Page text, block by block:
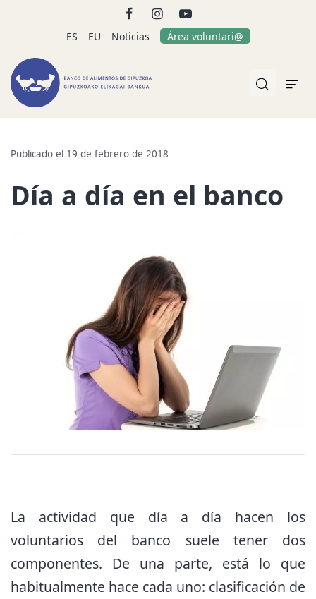
ES EU Noticias Área voluntari@
Publicado el 19 de febrero de 2018
Día a día en el banco
La actividad que día a día hacen los
voluntarios del banco suele tener dos
componentes. De una parte, está lo que
habitualmente hace cada uno: clasificación de